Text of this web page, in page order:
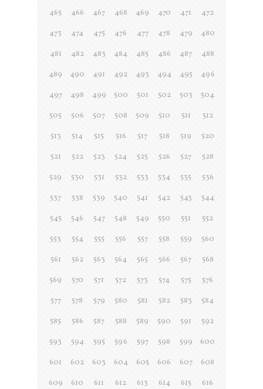
465
466 467 468 469 470 471
472
473
474 475 476 477 478 479
480
481
482 483 484 485 486 487
488
489
490 491 492 493 494 495
496
497
498 499 500 501 502 503
504
505
506 507 508 509 510 511
512
513
514 515 516 517 518 519
520
521
522 523 524 525 526 527
528
529
530 531 532 533 534 535
536
537
538 539 540 541 542 543
544
545
546 547 548 549 550 551
552
553
554 555 556 557 558 559
560
561
562 563 564 565 566 567
568
569
570 571 572 573 574 575
576
577
578 579 580 581 582 583
584
585
586 587 588 589 590 591
592
593
594 595 596 597 598 599
600
601
602 603 604 605 606 607
608
609
610 611 612 613 614 615
616